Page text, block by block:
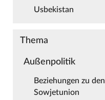
Usbekistan
Thema
Außenpolitik
Beziehungen zu
Sowjetunion